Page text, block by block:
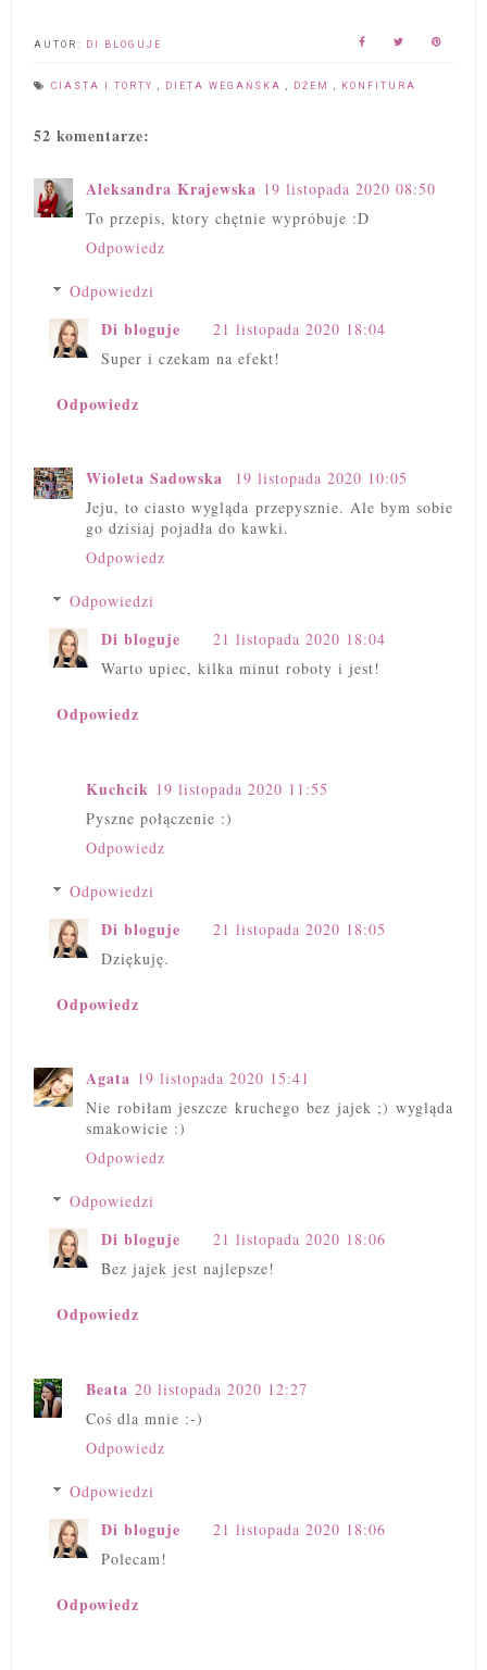
AUTOR: DI BLOGUJE
CIASTA I TORTY DIETA WEGAŃSKA DŻEM KONFITURA
52 komentarze:
Aleksandra Krajewska 19 listopada 2020 08:50
To przepis, ktory chętnie wypróbuje :D
Odpowiedz
Odpowiedzi
Di bloguje
21 listopada 2020 18:04
Super i czekam na efekt!
Odpowiedz
Wioleta Sadowska
19 listopada 2020 10:05
Jeju, to ciasto wygląda przepysznie. Ale bym sobie
go dzisiaj pojadła do kawki.
Odpowiedz
Odpowiedzi
Di bloguje
21 listopada 2020 18:04
Warto upiec, kilka minut roboty i jest!
Odpowiedz
Kuchcik 19 listopada 2020 11:55
Pyszne połączenie :)
Odpowiedz
Odpowiedzi
Di bloguje
21 listopada 2020 18:05
Dziękuję.
Odpowiedz
Agata 19 listopada 2020 15:41
Nie robiłam jeszcze kruchego bez jajek ;) wygląda
smakowicie :)
Odpowiedz
Odpowiedzi
Di bloguje
21 listopada 2020 18:06
Bez jajek jest najlepsze!
Odpowiedz
Beata 20 listopada 2020 12:27
Coś dla mnie :-)
Odpowiedz
Odpowiedzi
Di bloguje
21 listopada 2020 18:06
Polecam!
Odpowiedz